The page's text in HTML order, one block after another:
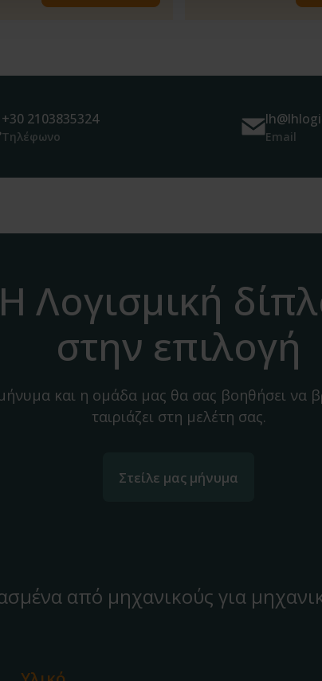
+30 2103835324
Τηλέφωνο Email
Λογισμική
στην επιλογή
και η ομάδα μας θα σας βοηθήσει να
ταιριάζει στη μελέτη σας.
Στείλε μας μήνυμα
από μηχανικούς για